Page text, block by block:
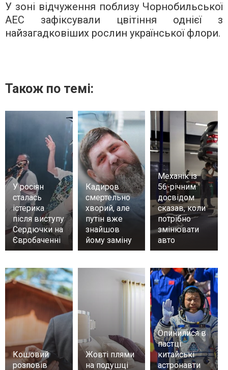
У зоні відчуження поблизу Чорнобильської
АЕС зафіксували цвітіння однієї з
найзагадковіших рослин української флори.
Також по темі:
У росіян
сталась
істерика
після виступу
Сердючки на
Євробаченні
Кадиров
смертельно
хворий, але
путін вже
знайшов
йому заміну
Механік із
56-річним
досвідом
сказав, коли
потрібно
змінювати
авто
Кошовий
розповів
Жовті плями
на подушці
Опинилися в
пастці:
китайські
астронавти